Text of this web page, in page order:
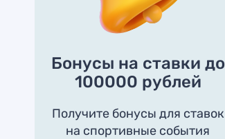
Бонусы на ставки до
100000 рублей
Получите бонусы для ставок
на спортивные события